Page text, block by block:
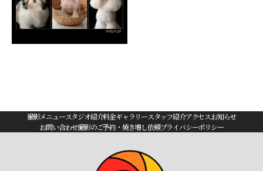
撮影メニュースタジオ紹介料金ギャラリースタッフ紹介アクセスお知らせ
お問い合わせ撮影のご予約・焼き増し依頼プライバシーポリシー